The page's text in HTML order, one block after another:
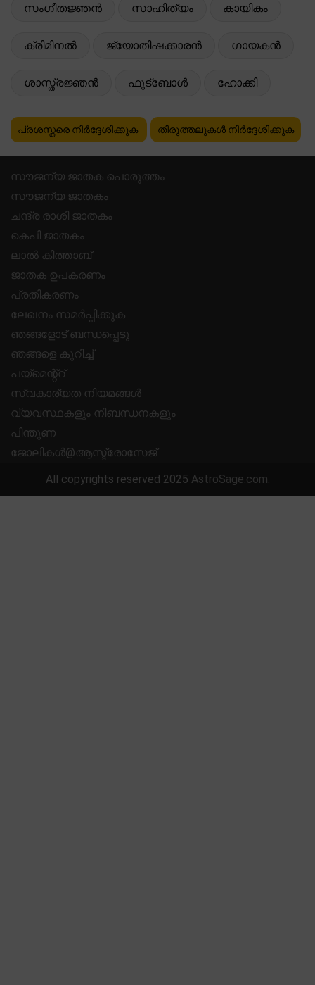
സംഗീതജ്ഞൻ സാഹിത്യം കായികം
ക്രിമിനൽ ജ്യോതിഷക്കാരൻ ഗായകൻ
ശാസ്ത്രജ്ഞൻ ഫുട്ബോൾ ഹോക്കി
പ്രശസ്തരെ നിർദ്ദേശിക്കുക തിരുത്തലുകൾ നിർദ്ദേശിക്കുക
സൗജന്യ ജാതക പൊരുത്തം
സൗജന്യ ജാതകം
ചന്ദ്ര രാശി ജാതകം
കെപി ജാതകം
ലാൽ കിത്താബ്
ജാതക ഉപകരണം
പ്രതികരണം
ലേഖനം സമർപ്പിക്കുക
ഞങ്ങളോട് ബന്ധപ്പെടു
ഞങ്ങളെ കുറിച്ച്
പയ്മെന്റ്റ്
സ്വകാര്യത നിയമങ്ങൾ
വ്യവസ്ഥകളും നിബന്ധനകളും
പിന്തുണ
ജോലികൾ@ആസ്ട്രോസേജ്
All copyrights reserved 2025 AstroSage.com.